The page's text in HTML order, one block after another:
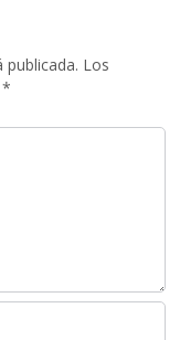
Los
*